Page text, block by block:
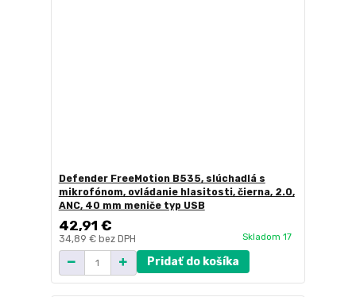
Defender FreeMotion B535, slúchadlá s
mikrofónom, ovládanie hlasitosti, čierna, 2.0,
ANC, 40 mm meniče typ USB
42,91 €
34,89 € bez DPH Skladom 17
Pridať do košíka